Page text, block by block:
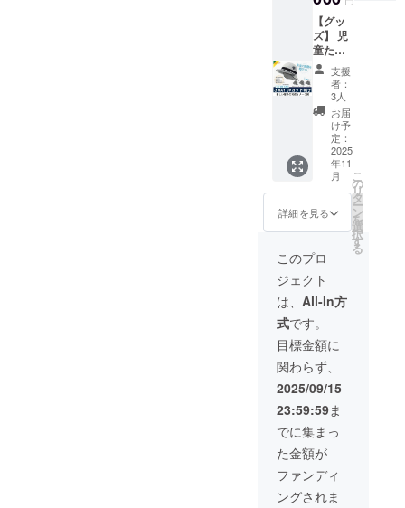
郵便番
号，住
所，氏
名，電
話番号
の入力
をお願
いしま
す。
【グッ
ズ】 児
童たち
の意見
を聞い
てデザ
インし
た「簡
易ヘル
メット
機能が
付帯し
た新し
い帽
子」を
提供致
しま
す。 ・
数量：1
個 ・サ
イズ：
フリー
サイズ
お手数
です
が，郵
便番
号，住
所，氏
名，電
話番号
の入力
をお願
いしま
支援
者：
3人
お届
け予
定：
2025
年11
月
詳細を見る
こ
の
リ
タ
ー
ン
を
選
択
す
る
このプロ
ジェクト
は、 All-In方
式です。
目標金額に
関わらず、
2025/09/15
23:59:59ま
でに集まっ
た金額が
ファンディ
ングされま